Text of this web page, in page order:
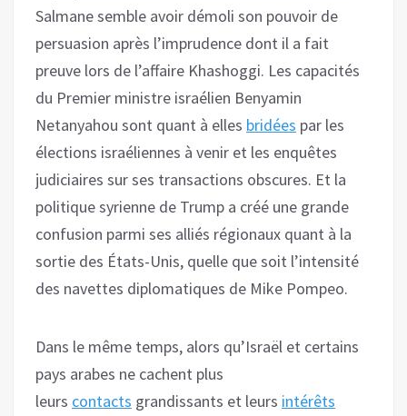
Salmane semble avoir démoli son pouvoir de
persuasion après l’imprudence dont il a fait
preuve lors de l’affaire Khashoggi. Les capacités
du Premier ministre israélien Benyamin
Netanyahou sont quant à elles bridées par les
élections israéliennes à venir et les enquêtes
judiciaires sur ses transactions obscures. Et la
politique syrienne de Trump a créé une grande
confusion parmi ses alliés régionaux quant à la
sortie des États-Unis, quelle que soit l’intensité
des navettes diplomatiques de Mike Pompeo.
Dans le même temps, alors qu’Israël et certains
pays arabes ne cachent plus
leurs contacts grandissants et leurs intérêts